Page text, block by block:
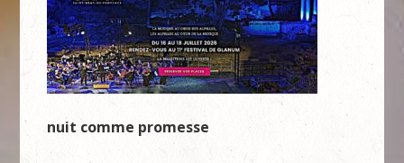
nuit comme promesse